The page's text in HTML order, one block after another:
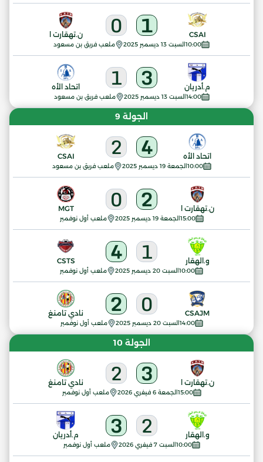
10:00السبت 13 ديسمبر 2025 ملعب فريق بن مسعود
CSAI
1
0 ن.تهقارت ا
14:00السبت 13 ديسمبر 2025 ملعب فريق بن مسعود
م.أدريان 3
1 اتحاد الأه
الجولة 9
10:00الجمعة 19 ديسمبر 2025 ملعب فريق بن مسعود
اتحاد الأه 4
2
CSAI
15:00الجمعة 19 ديسمبر 2025 ملعب أول نوفمبر
ن.تهقارت ا 2
0
MGT
10:00السبت 20 ديسمبر 2025 ملعب أول نوفمبر
و.الهقار 1
4
CSTS
14:00السبت 20 ديسمبر 2025 ملعب أول نوفمبر
CSAJM
0
2 نادي تامنغ
الجولة 10
15:00الجمعة 6 فيفري 2026 ملعب أول نوفمبر
ن.تهقارت ا 3
2 نادي تامنغ
10:00السبت 7 فيفري 2026 ملعب أول نوفمبر
و.الهقار 2
3 م.أدريان